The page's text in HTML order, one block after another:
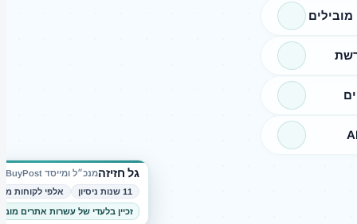
גל חזיזהמנכ״ל ומייסד BuyPost
11 שנות ניסיון
אלפי לקוחות
זכיין בלעדי של עשרות אתרים